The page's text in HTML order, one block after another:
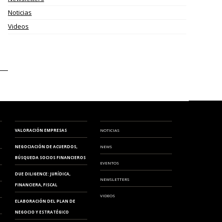
Noticias
Videos
VALORACIÓN EMPRESAS
NEGOCIACIÓN DE ACUERDOS,
BÚSQUEDA SOCIOS FINANCIEROS
DUE DILIGENCE: JURÍDICA,
FINANCIERA, FISCAL
ELABORACIÓN DEL PLAN DE
NEGOCIO Y ESTRATÉGICO
NOTICIAS
NEWS
EVENTOS
NEWSLETTERS
VIDEOS